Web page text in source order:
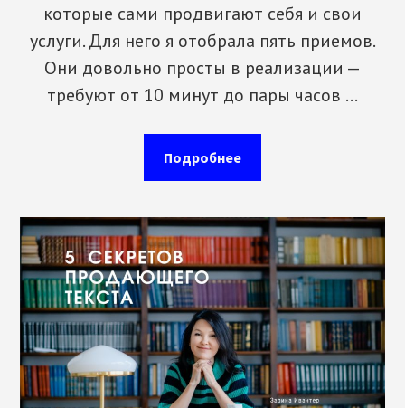
которые сами продвигают себя и свои
услуги. Для него я отобрала пять приемов.
Они довольно просты в реализации —
требуют от 10 минут до пары часов …
Подробнееabout
курс
секретов
продающего
текста”